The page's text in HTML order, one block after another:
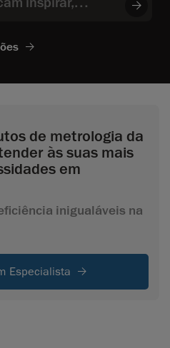
3D.
de metrologia da
às suas mais
em
inigualáveis na
Especialista